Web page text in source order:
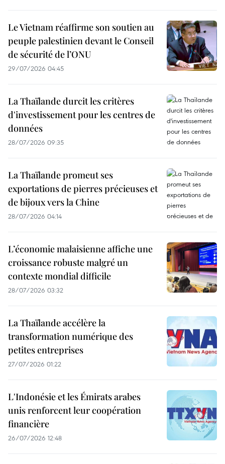
Le Vietnam réaffirme son soutien au
peuple palestinien devant le Conseil
de sécurité de l’ONU
29/07/2026 04:45
La Thaïlande durcit les critères
d'investissement pour les centres de
données
28/07/2026 09:35
La Thaïlande promeut ses
exportations de pierres précieuses et
de bijoux vers la Chine
28/07/2026 04:14
L’économie malaisienne affiche une
croissance robuste malgré un
contexte mondial difficile
28/07/2026 03:32
La Thaïlande accélère la
transformation numérique des
petites entreprises
27/07/2026 01:22
L'Indonésie et les Émirats arabes
unis renforcent leur coopération
financière
26/07/2026 12:48